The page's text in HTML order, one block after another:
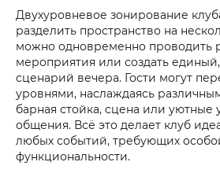
Двухуровневое зонирование
разделить пространство на
можно одновременно проводить
мероприятия или создать
сценарий вечера. Гости могут
уровнями, наслаждаясь
барная стойка, сцена или уютные
общения. Всё это делает клуб
любых событий, требующих
функциональности.